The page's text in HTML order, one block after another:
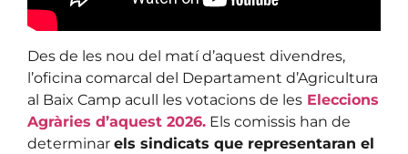
Des de les nou del matí d’aquest divendres,
l’oficina comarcal del Departament d’Agricultura
al Baix Camp acull les votacions de les Eleccions
Agràries d’aquest 2026. Els comissis han de
determinar els sindicats que representaran el